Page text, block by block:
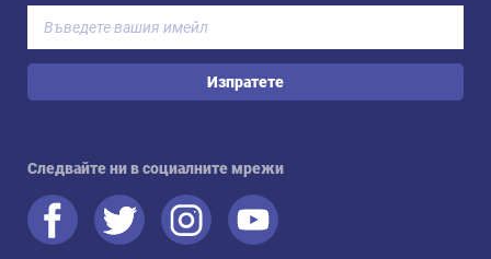
Изпратете
Следвайте ни в социалните мрежи